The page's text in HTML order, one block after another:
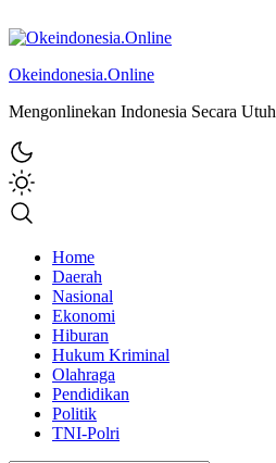
Okeindonesia.Online
Mengonlinekan Indonesia Secara Utuh
Home
Daerah
Nasional
Ekonomi
Hiburan
Hukum Kriminal
Olahraga
Pendidikan
Politik
TNI-Polri